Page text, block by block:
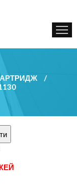
КАРТРИДЖ
УЧРЕЖДЕНИЯМ
КОНТАКТЫ
/